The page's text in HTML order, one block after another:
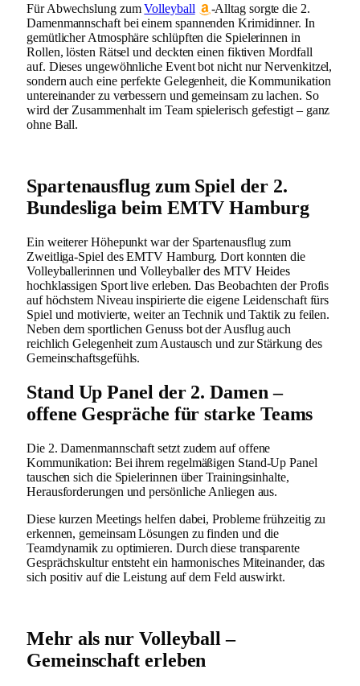
Für Abwechslung zumVolleyball
-Alltag sorgte die 2.
Damenmannschaft bei einem spannenden Krimidinner. In
gemütlicher Atmosphäre schlüpften die Spielerinnen in
Rollen, lösten Rätsel und deckten einen fiktiven Mordfall
auf. Dieses ungewöhnliche Event bot nicht nur Nervenkitzel,
sondern auch eine perfekte Gelegenheit, die Kommunikation
untereinander zu verbessern und gemeinsam zu lachen. So
wird der Zusammenhalt im Team spielerisch gefestigt – ganz
ohne Ball.
Spartenausflug zum Spiel der 2.
Bundesliga beim EMTV Hamburg
Ein weiterer Höhepunkt war der Spartenausflug zum
Zweitliga-Spiel des EMTV Hamburg. Dort konnten die
Volleyballerinnen und Volleyballer des MTV Heides
hochklassigen Sport live erleben. Das Beobachten der Profis
auf höchstem Niveau inspirierte die eigene Leidenschaft fürs
Spiel und motivierte, weiter an Technik und Taktik zu feilen.
Neben dem sportlichen Genuss bot der Ausflug auch
reichlich Gelegenheit zum Austausch und zur Stärkung des
Gemeinschaftsgefühls.
Stand Up Panel der 2. Damen –
offene Gespräche für starke Teams
Die 2. Damenmannschaft setzt zudem auf offene
Kommunikation: Bei ihrem regelmäßigen Stand-Up Panel
tauschen sich die Spielerinnen über Trainingsinhalte,
Herausforderungen und persönliche Anliegen aus.
Diese kurzen Meetings helfen dabei, Probleme frühzeitig zu
erkennen, gemeinsam Lösungen zu finden und die
Teamdynamik zu optimieren. Durch diese transparente
Gesprächskultur entsteht ein harmonisches Miteinander, das
sich positiv auf die Leistung auf dem Feld auswirkt.
Mehr als nur Volleyball –
Gemeinschaft erleben